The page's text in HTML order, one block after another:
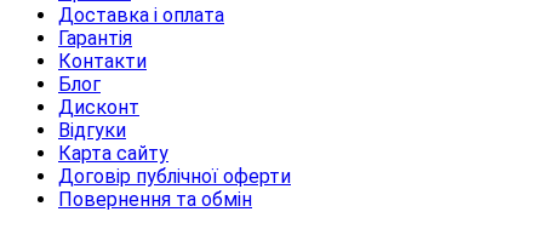
Доставка і оплата
Гарантія
Контакти
Блог
Дисконт
Відгуки
Карта сайту
Договір публічної оферти
Повернення та обмін